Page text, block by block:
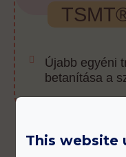
Újabb egyéni
betanítása a
This website